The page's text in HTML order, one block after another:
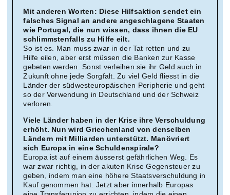
Mit anderen Worten: Diese Hilfsaktion sendet ein
falsches Signal an andere angeschlagene Staaten
wie Portugal, die nun wissen, dass ihnen die EU
schlimmstenfalls zu Hilfe eilt.
So ist es. Man muss zwar in der Tat retten und zu
Hilfe eilen, aber erst müssen die Banken zur Kasse
gebeten werden. Sonst verleihen sie ihr Geld auch in
Zukunft ohne jede Sorgfalt. Zu viel Geld fliesst in die
Länder der südwesteuropäischen Peripherie und geht
so der Verwendung in Deutschland und der Schweiz
verloren.
Viele Länder haben in der Krise ihre Verschuldung
erhöht. Nun wird Griechenland von denselben
Ländern mit Milliarden unterstützt. Manövriert
sich Europa in eine Schuldenspirale?
Europa ist auf einem äusserst gefährlichen Weg. Es
war zwar richtig, in der akuten Krise Gegensteuer zu
geben, indem man eine höhere Staatsverschuldung in
Kauf genommen hat. Jetzt aber innerhalb Europas